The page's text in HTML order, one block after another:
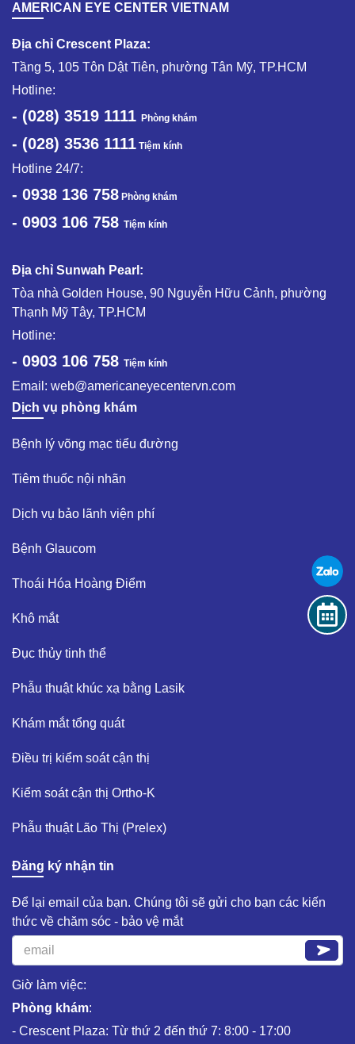
AMERICAN EYE CENTER VIETNAM
Địa chỉ Crescent Plaza:
Tầng 5, 105 Tôn Dật Tiên, phường Tân Mỹ, TP.HCM
Hotline:
- (028) 3519 1111 Phòng khám
- (028) 3536 1111 Tiệm kính
Hotline 24/7:
- 0938 136 758 Phòng khám
- 0903 106 758 Tiệm kính
Địa chỉ Sunwah Pearl:
Tòa nhà Golden House, 90 Nguyễn Hữu Cảnh, phường
Thạnh Mỹ Tây, TP.HCM
Hotline:
- 0903 106 758 Tiệm kính
Email: web@americaneyecentervn.com
Dịch vụ phòng khám
Bệnh lý võng mạc tiểu đường​
Tiêm thuốc nội nhãn ​
Dịch vụ bảo lãnh viện phí​
Bệnh Glaucom​
Thoái Hóa Hoàng Điểm​
Khô mắt​
Đục thủy tinh thể ​
Phẫu thuật khúc xạ bằng Lasik​
Khám mắt tổng quát​
Điều trị kiểm soát cận thị ​
Kiểm soát cận thị Ortho-K​
Phẫu thuật Lão Thị (Prelex)​
Đăng ký nhận tin
Để lại email của bạn. Chúng tôi sẽ gửi cho bạn các kiến
thức về chăm sóc - bảo vệ mắt
Giờ làm việc:
Phòng khám:
- Crescent Plaza: Từ thứ 2 đến thứ 7: 8:00 - 17:00